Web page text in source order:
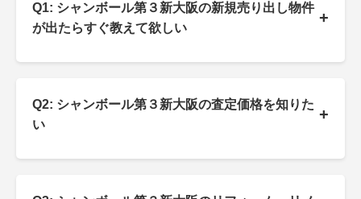
Q1: シャンボール第３新大阪の新規売り出し物件
が出たらすぐ教えて欲しい
+
Q2: シャンボール第３新大阪の査定価格を知りた
い
+